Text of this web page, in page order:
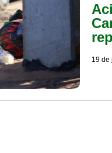
19 de